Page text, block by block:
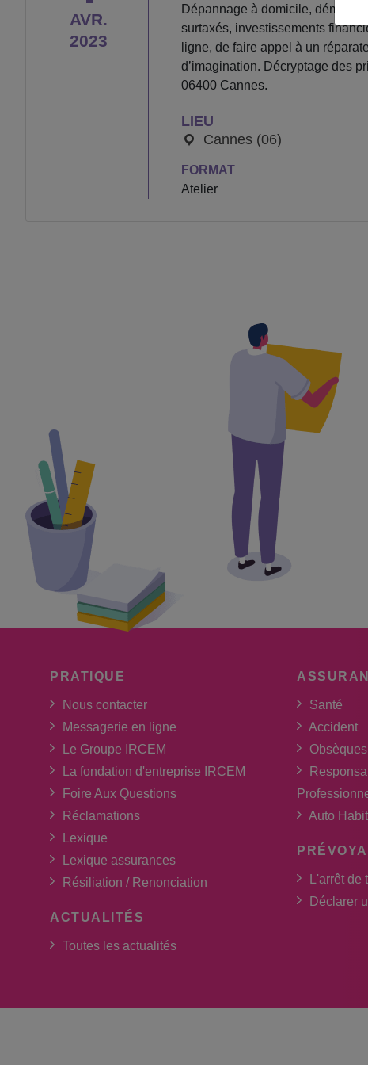
AVR.
2023
Dépannage à domicile,
surtaxés, investissements
ligne, de faire appel à un
d’imagination. Décryptage des
06400 Cannes.
LIEU
Cannes (06)
FORMAT
Atelier
PRATIQUE
Nous contacter
Messagerie en ligne
Le Groupe IRCEM
La fondation d'entreprise IRCEM
Foire Aux Questions
Réclamations
Lexique
Lexique assurances
Résiliation / Renonciation
ACTUALITÉS
Toutes les actualités
Santé
Accident
Obsèques
Auto
L'arrêt de
Déclarer